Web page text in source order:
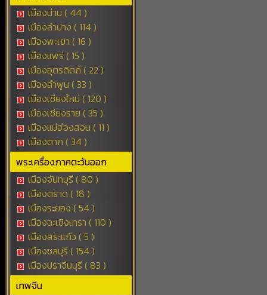
เมืองน่าน ( 44 )
เมืองลำปาง ( 114 )
เมืองพะเยา ( 16 )
เมืองแพร่ ( 15 )
เมืองอุตรดิตถ์ ( 22 )
เมืองลำพูน ( 33 )
เมืองเชียงใหม่ ( 120 )
เมืองเชียงราย ( 35 )
เมืองแม่ฮ่องสอน ( 11 )
เมืองตาก ( 34 )
พระเครื่องภาคตะวันออก
เมืองจันทบุรี ( 80 )
เมืองตราด ( 18 )
เมืองระยอง ( 54 )
เมืองฉะเชิงเทรา ( 110 )
เมืองสระแก้ว ( 5 )
เมืองชลบุรี ( 154 )
เมืองปราจีนบุรี ( 83 )
เทพจีน